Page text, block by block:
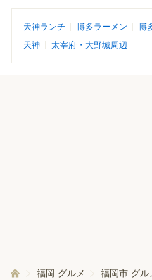
天神ランチ 博多ラーメン 博
天神
太宰府・大野城周辺
福岡 グルメ 福岡市 グル